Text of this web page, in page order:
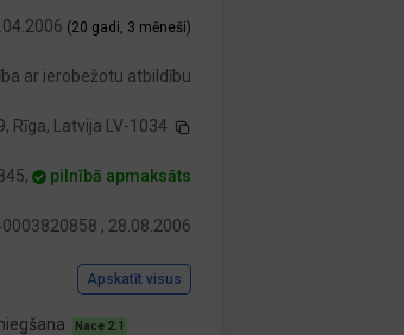
(20 gadi, 3 mēneši)
ar ierobežotu atbildību
Rīga, Latvija LV-1034
pilnībā apmaksāts
, 28.08.2006
Apskatīt visus
Nace 2.1